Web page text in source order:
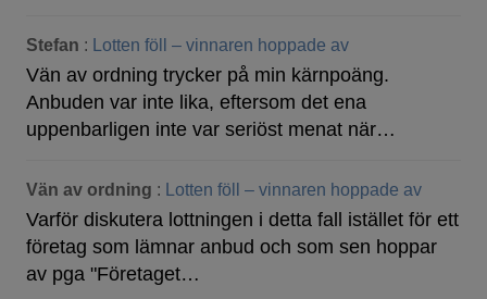
Stefan : Lotten föll – vinnaren hoppade av
Vän av ordning trycker på min kärnpoäng.
Anbuden var inte lika, eftersom det ena
uppenbarligen inte var seriöst menat när…
Vän av ordning : Lotten föll – vinnaren hoppade av
Varför diskutera lottningen i detta fall istället för ett
företag som lämnar anbud och som sen hoppar
av pga "Företaget…